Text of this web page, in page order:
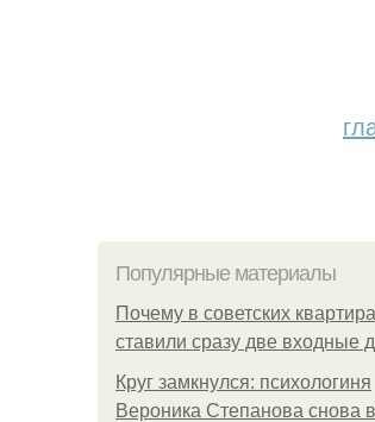
Популярные материалы
Почему в советских
ставили сразу две входные
Круг замкнулся: психологиня
Вероника Степанова снова